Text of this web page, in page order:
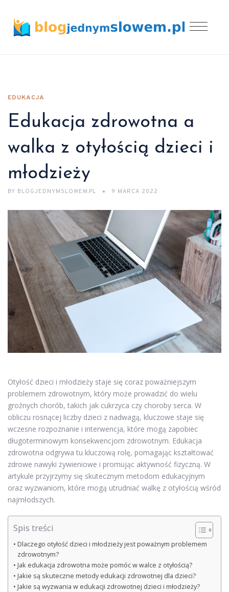
EDUKACJA
Edukacja zdrowotna a
walka z otyłością dzieci i
młodzieży
BY BLOGJEDNYMSLOWEM.PL 9 MARCA 2022
Otyłość dzieci i młodzieży staje się coraz poważniejszym
problemem zdrowotnym, który może prowadzić do wielu
groźnych chorób, takich jak cukrzyca czy choroby serca. W
obliczu rosnącej liczby dzieci z nadwagą, kluczowe staje się
wczesne rozpoznanie i interwencja, które mogą zapobiec
długoterminowym konsekwencjom zdrowotnym. Edukacja
zdrowotna odgrywa tu kluczową rolę, pomagając kształtować
zdrowe nawyki żywieniowe i promując aktywność fizyczną. W
artykule przyjrzymy się skutecznym metodom edukacyjnym
oraz wyzwaniom, które mogą utrudniać walkę z otyłością wśród
najmłodszych.
Spis treści
Dlaczego otyłość dzieci i młodzieży jest poważnym problemem
zdrowotnym?
Jak edukacja zdrowotna może pomóc w walce z otyłością?
Jakie są skuteczne metody edukacji zdrowotnej dla dzieci?
Jakie są wyzwania w edukacji zdrowotnej dzieci i młodzieży?